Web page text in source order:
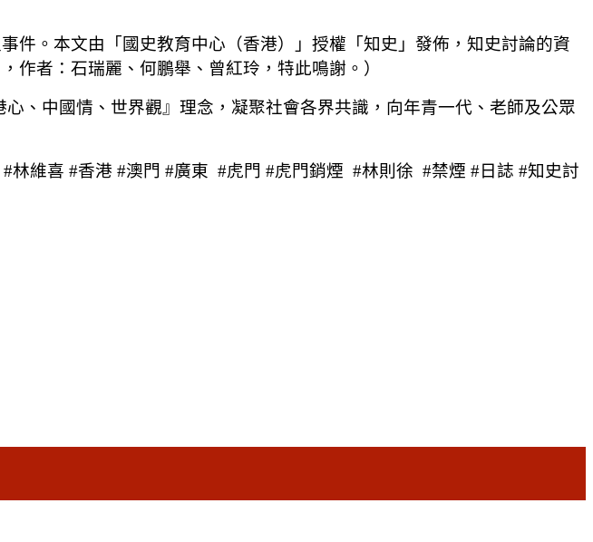
件。本文由「國史教育中心（香港）」授權「知史」發佈，知史討論的資
作者：石瑞麗、何鵬舉、曾紅玲，特此鳴謝。）
、中國情、世界觀』理念，凝聚社會各界共識，向年青一代、老師及公眾
林維喜 #香港 #澳門 #廣東 #虎門 #虎門銷煙 #林則徐 #禁煙 #日誌 #知史討